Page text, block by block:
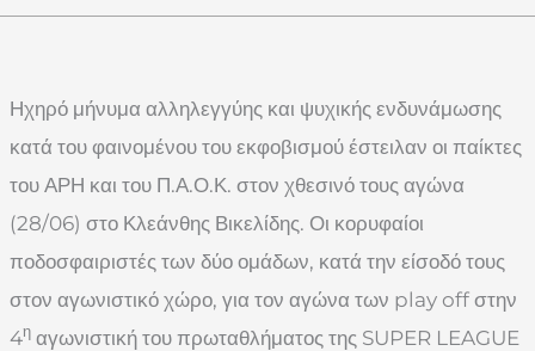
Ηχηρό μήνυμα αλληλεγγύης και ψυχικής ενδυνάμωσης
κατά του φαινομένου του εκφοβισμού έστειλαν οι παίκτες
του ΑΡΗ και του Π.Α.Ο.Κ. στον χθεσινό τους αγώνα
(28/06) στο Κλεάνθης Βικελίδης. Οι κορυφαίοι
ποδοσφαιριστές των δύο ομάδων, κατά την είσοδό τους
στον αγωνιστικό χώρο, για τον αγώνα των play off στην
4η αγωνιστική του πρωταθλήματος της SUPER LEAGUE